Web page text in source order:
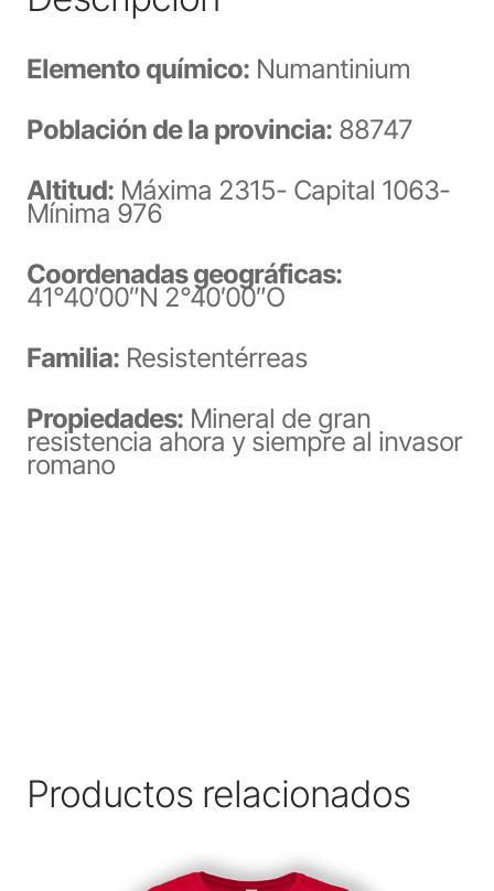
Elemento químico: Numantinium
Población de la provincia: 88747
Altitud: Máxima 2315- Capital 1063-
Mínima 976
Coordenadas geográficas:
41°40′00″N 2°40′00″O
Familia: Resistentérreas
Propiedades: Mineral de gran
resistencia ahora y siempre al invasor
romano
Productos relacionados